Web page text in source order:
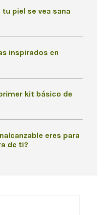
piel se vea sana
inspirados en
kit básico de
eres para
de ti?